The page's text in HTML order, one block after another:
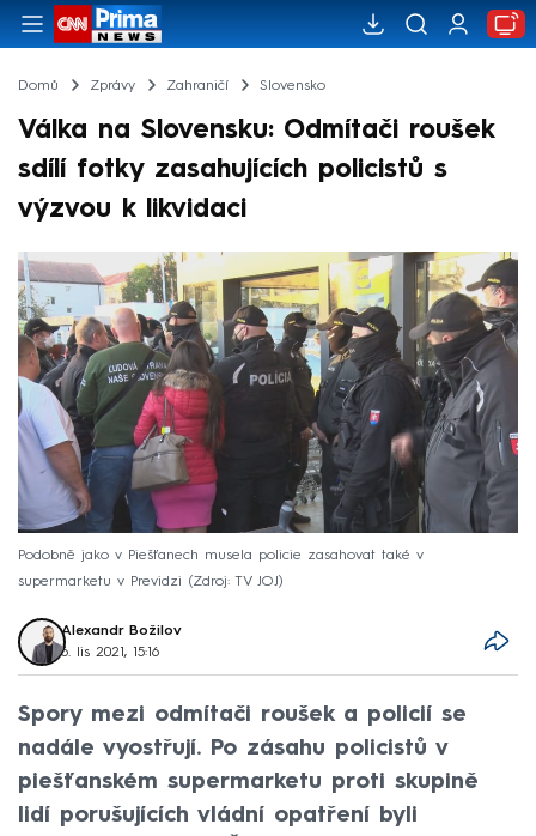
Domů Zprávy Zahraničí Slovensko
Válka na Slovensku: Odmítači roušek
sdílí fotky zasahujících policistů s
výzvou k likvidaci
Podobně jako v Piešťanech musela policie zasahovat také v
supermarketu v Previdzi
Zdroj: TV JOJ
Alexandr Božilov
6. lis 2021, 15:16
Spory mezi odmítači roušek a policií se
nadále vyostřují. Po zásahu policistů v
piešťanském supermarketu proti skupině
lidí porušujících vládní opatření byli